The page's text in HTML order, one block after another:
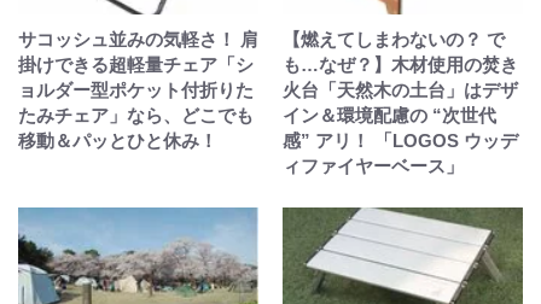
サコッシュ並みの気軽さ！ 肩
掛けできる超軽量チェア「シ
ョルダー型ポケット付折りた
たみチェア」なら、どこでも
移動＆パッとひと休み！
【燃えてしまわないの？ で
も…なぜ？】木材使用の焚き
火台「天然木の土台」はデザ
イン＆環境配慮の “次世代
感” アリ！ 「LOGOS ウッデ
ィファイヤーベース」